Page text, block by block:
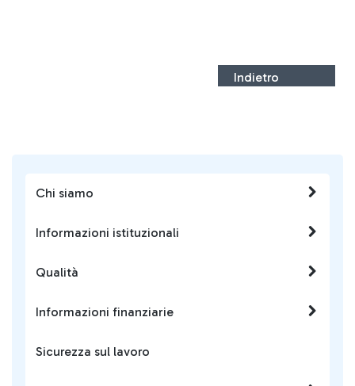
Chi siamo
Informazioni istituzionali
Qualità
Informazioni finanziarie
Sicurezza sul lavoro
Indietro